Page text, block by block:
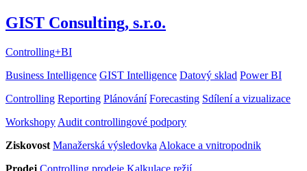
GIST Consulting, s.r.o.
Controlling+BI
Business Intelligence GIST Intelligence Datový sklad Power BI
Controlling Reporting Plánování Forecasting Sdílení a vizualizace
Workshopy Audit controllingové podpory
Ziskovost Manažerská výsledovka Alokace a vnitropodnik
Prodej Controlling prodeje Kalkulace režií